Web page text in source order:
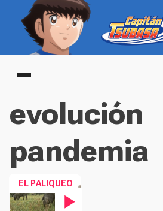
Main menu
evolución
pandemia
EL PALIQUEO